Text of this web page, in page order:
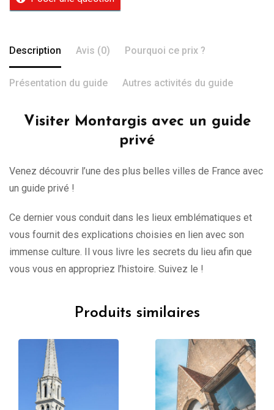
Description Avis (0) Pourquoi ce prix ?
Présentation du guide Autres activités du guide
Visiter Montargis avec un guide
privé
Venez découvrir l’une des plus belles villes de France avec
un guide privé !
Ce dernier vous conduit dans les lieux emblématiques et
vous fournit des explications choisies en lien avec son
immense culture. Il vous livre les secrets du lieu afin que
vous vous en appropriez l’histoire. Suivez le !
Produits similaires